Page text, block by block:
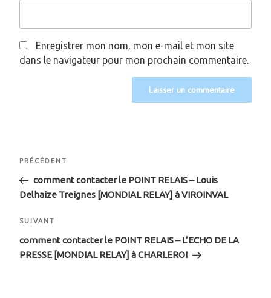
Enregistrer mon nom, mon e-mail et mon site
dans le navigateur pour mon prochain commentaire.
Navigation
de
l’article
Article
précédent
PRÉCÉDENT
comment contacter le POINT RELAIS – Louis
Delhaize Treignes [MONDIAL RELAY] à VIROINVAL
Article
suivant
SUIVANT
comment contacter le POINT RELAIS –L’ECHO DE LA
PRESSE [MONDIAL RELAY] à CHARLEROI